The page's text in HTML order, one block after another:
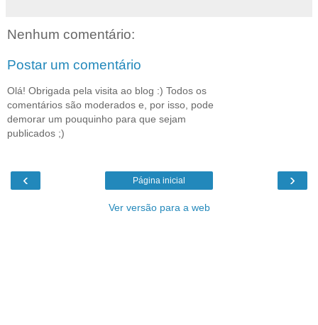
Nenhum comentário:
Postar um comentário
Olá! Obrigada pela visita ao blog :) Todos os
comentários são moderados e, por isso, pode
demorar um pouquinho para que sejam
publicados ;)
‹ ›
Página inicial
Ver versão para a web